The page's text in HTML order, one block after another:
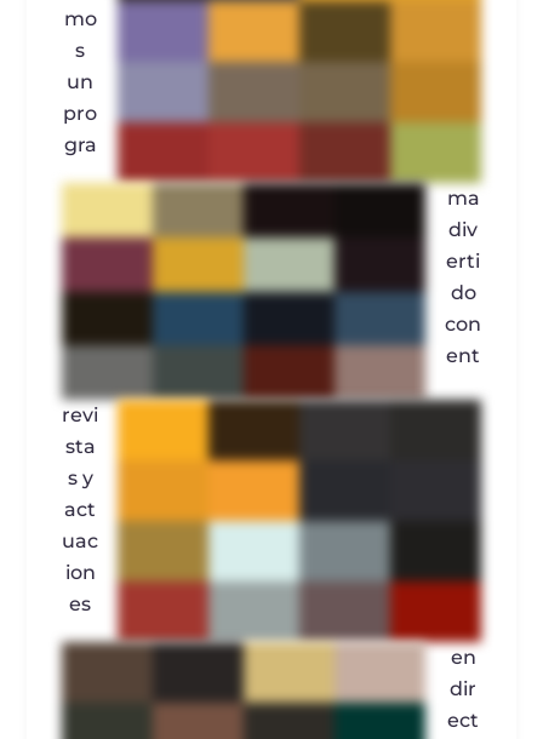
mo
s
un
pro
gra
ma
div
erti
do
con
ent
revi
sta
s y
act
uac
ion
es
en
dir
ect